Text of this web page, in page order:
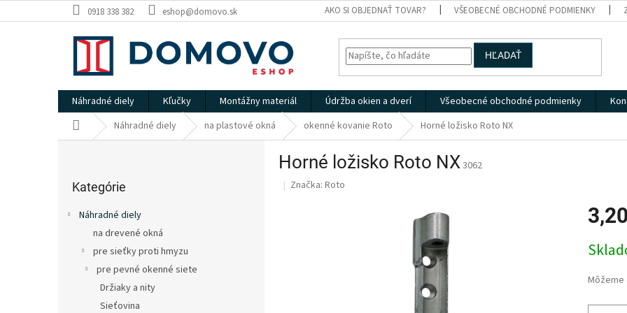
na
0918 338 382 eshop@domovo.sk AKO SI OBJEDNAŤ TOVAR? VŠEOBECNÉ OBCHODNÉ PODMIENKY
HĽADAŤ
Náhradné diely Kľučky Montážny materiál Údržba okien a dverí Všeobecné obchodné podmienky
DomovNáhradné diely na plastové okná okenné kovanie Roto Horné ložisko Roto NX
kategórie
Kategórie
Náhradné diely
na drevené okná
pre sieťky proti hmyzu
pre pevné okenné siete
Držiaky a nity
Sieťovina
Horné ložisko Roto NX3062
Značka: Roto
cena: